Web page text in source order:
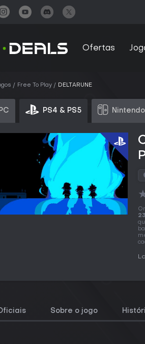
Ofertas
Free To Play DELTARUNE
PC PS4 & PS5
Sobre o jogo